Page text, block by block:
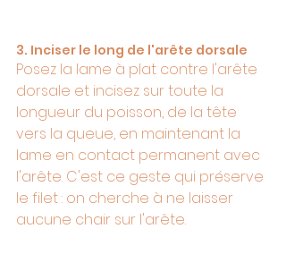
3. Inciser le long de l'arête dorsale
Posez la lame à plat contre l'arête
dorsale et incisez sur toute la
longueur du poisson, de la tête
vers la queue, en maintenant la
lame en contact permanent avec
l'arête. C'est ce geste qui préserve
le filet : on cherche à ne laisser
aucune chair sur l'arête.